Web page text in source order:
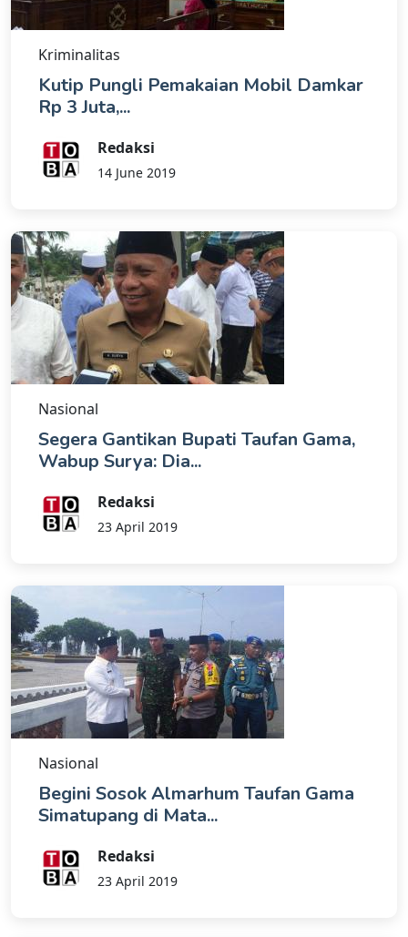
Kriminalitas
Kutip Pungli Pemakaian Mobil Damkar
Rp 3 Juta,...
Redaksi
14 June 2019
Nasional
Segera Gantikan Bupati Taufan Gama,
Wabup Surya: Dia...
Redaksi
23 April 2019
Nasional
Begini Sosok Almarhum Taufan Gama
Simatupang di Mata...
Redaksi
23 April 2019